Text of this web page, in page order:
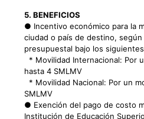
5. BENEFICIOS
● Incentivo económico para la
ciudad o país de destino, según
presupuestal bajo los
* Movilidad Internacional: Por
hasta 4 SMLMV
* Movilidad Nacional: Por un
SMLMV
● Exención del pago de costo
Institución de Educación